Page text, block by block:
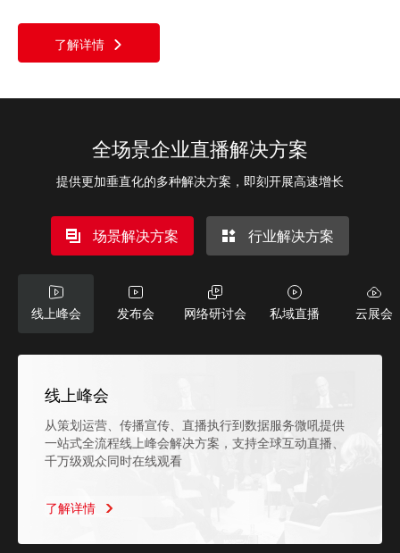
了解详情
全场景企业直播解决方案
提供更加垂直化的多种解决方案，即刻开展高速增长
场景解决方案 行业解决方案
了解详情
了解详情
了解详情
了解详情
线上峰会
从策划运营、传播宣传、直播执行到数据服务微吼提供
一站式全流程线上峰会解决方案，支持全球互动直播、
千万级观众同时在线观看
了解详情
了解详情
了解详情
了解详情
了解详情
了解详情
了解详情
线上峰会 发布会 网络研讨会 私域直播 云展会